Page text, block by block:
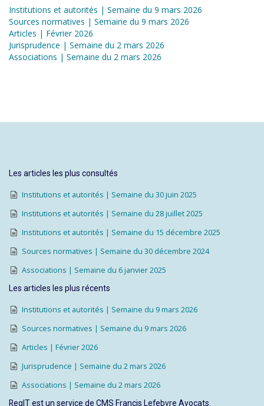
Institutions et autorités | Semaine du 9 mars 2026
Sources normatives | Semaine du 9 mars 2026
Articles | Février 2026
Jurisprudence | Semaine du 2 mars 2026
Associations | Semaine du 2 mars 2026
Les articles les plus consultés
Institutions et autorités | Semaine du 30 juin 2025
Institutions et autorités | Semaine du 28 juillet 2025
Institutions et autorités | Semaine du 15 décembre 2025
Sources normatives | Semaine du 30 décembre 2024
Associations | Semaine du 6 janvier 2025
Les articles les plus récents
Institutions et autorités | Semaine du 9 mars 2026
Sources normatives | Semaine du 9 mars 2026
Articles | Février 2026
Jurisprudence | Semaine du 2 mars 2026
Associations | Semaine du 2 mars 2026
RegIT est un service de CMS Francis Lefebvre Avocats.